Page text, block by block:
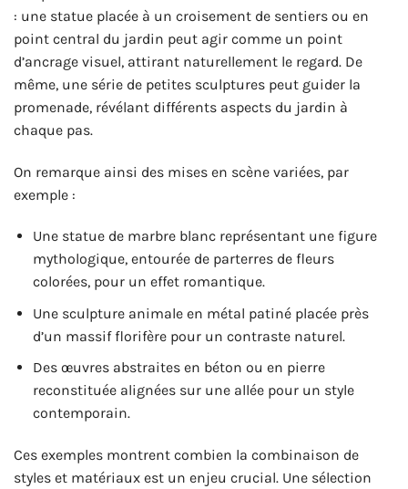
: une statue placée à un croisement de sentiers ou en
point central du jardin peut agir comme un point
d’ancrage visuel, attirant naturellement le regard. De
même, une série de petites sculptures peut guider la
promenade, révélant différents aspects du jardin à
chaque pas.
On remarque ainsi des mises en scène variées, par
exemple :
Une statue de marbre blanc représentant une figure
mythologique, entourée de parterres de fleurs
colorées, pour un effet romantique.
Une sculpture animale en métal patiné placée près
d’un massif florifère pour un contraste naturel.
Des œuvres abstraites en béton ou en pierre
reconstituée alignées sur une allée pour un style
contemporain.
Ces exemples montrent combien la combinaison de
styles et matériaux est un enjeu crucial. Une sélection